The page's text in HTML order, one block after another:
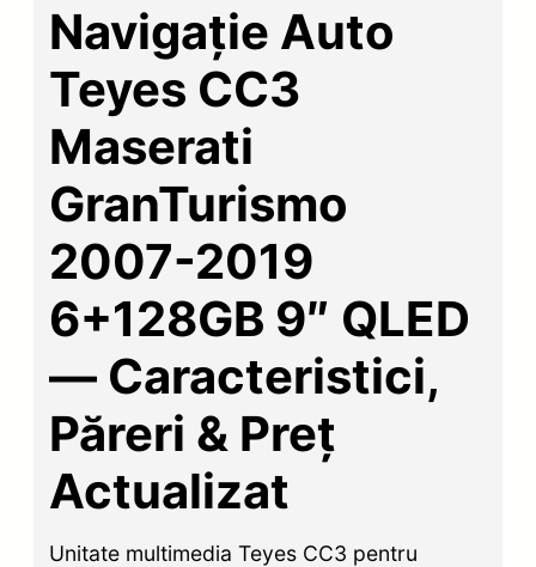
Navigație Auto
Teyes CC3
Maserati
GranTurismo
2007-2019
6+128GB 9″ QLED
— Caracteristici,
Păreri & Preț
Actualizat
Unitate multimedia Teyes CC3 pentru